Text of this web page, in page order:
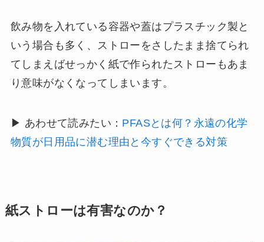
飲み物を入れている容器や蓋はプラスチック製と
いう場合も多く、ストローをさしたまま捨てられ
てしまえばせっかく紙で作られたストローもあま
り意味がなくなってしまいます。
▶ あわせて読みたい： PFASとは何？永遠の化学
物質が日用品に潜む理由と今すぐできる対策
紙ストローは有害なのか？